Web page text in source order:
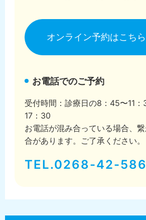
オンライン予約はこちら
お電話でのご予約
受付時間：診療日の8：45〜11
17：30
お電話が混み合っている場合、
合があります。ご了承ください。
TEL.0268-42-